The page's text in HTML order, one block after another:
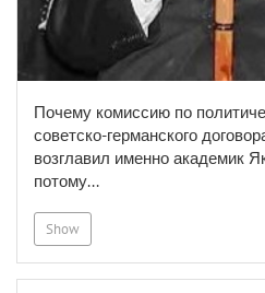
Почему комиссию по
советско-германского
возглавил именно академик
потому...
Show